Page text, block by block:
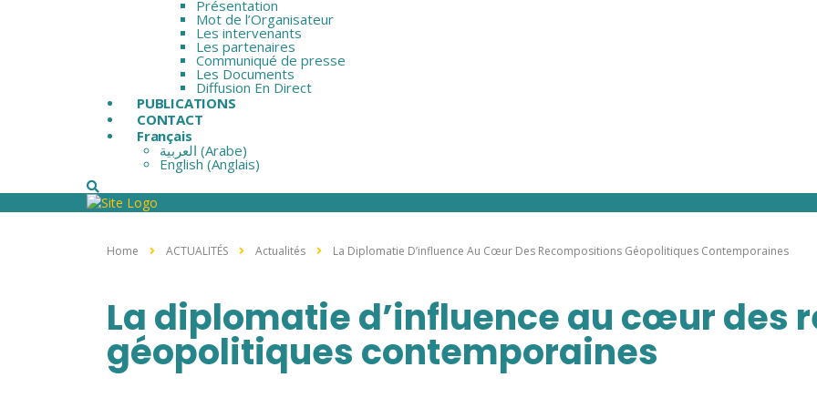
Présentation
Mot de l’Organisateur
Les intervenants
Les partenaires
Communiqué de presse
Les Documents
Diffusion En Direct
PUBLICATIONS
CONTACT
Français
العربية (Arabe)
English(Anglais)
Home ACTUALITÉS Actualités La Diplomatie D’influence Au Cœur Des Recompositions Géopolitiques Contemporaines
La diplomatie d’influence au cœur des
géopolitiques contemporaines